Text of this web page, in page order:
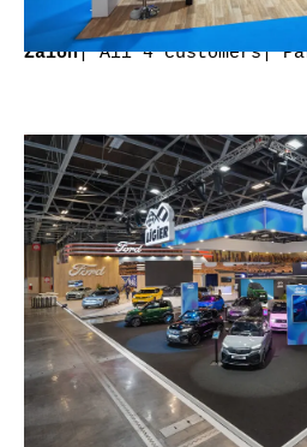
Zaion| All 4 customers|